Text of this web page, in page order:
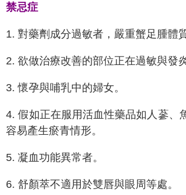
禁忌症
1. 對藥劑成分過敏者，嚴重蟹足腫體
2. 欲做治療改善的部位正在過敏與發
3. 懷孕與哺乳中的婦女。
4. 假如正在服用活血性藥品如人蔘、
容易產生瘀青情形。
5. 凝血功能異常者。
6. 舒顏萃不適用於雙唇與眼周等處。